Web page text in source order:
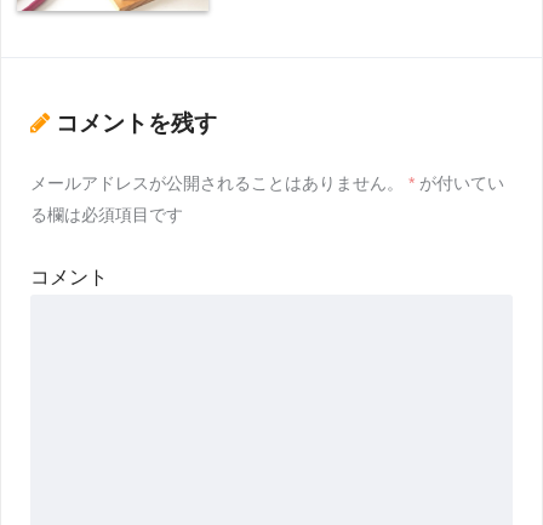
コメントを残す
メールアドレスが公開されることはありません。 * が付いてい
る欄は必須項目です
コメント